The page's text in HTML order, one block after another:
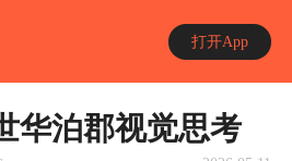
打开App
华泊郡视觉思考